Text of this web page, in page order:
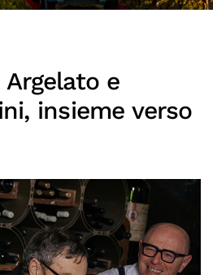
e
insieme verso